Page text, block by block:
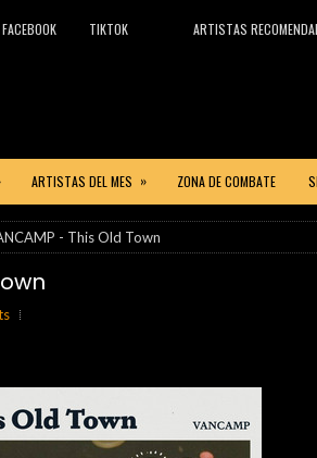
FACEBOOK TIKTOK ARTISTAS
ARTISTAS DEL MES » ZONA DE COMBATE
- This Old Town